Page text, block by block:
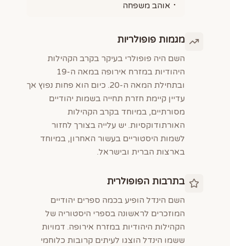
אוהב משפחה
מגמות פופולריות
השם היה פופולרי בעיקר בקרב הקהילות
היהודיות במזרח אירופה במאה ה-19
ובתחילת המאה ה-20. כיום הוא פחות נפוץ אך
עדיין קיימת חזרת תחייה בשמות יהודיים
מסורתיים, במיוחד בקרב הקהילות
האורתודוקסיות. יש עלייה בצורך לחזור
לשמות היסטוריים בעשור האחרון, במיוחד
בארצות הברית ובישראל.
בתרבות הפופולרית
השם הינדל הופיע בכמה ספרים יהודיים
המוזכרים לראשונה בספרי היסטוריה של
הקהילות היהודיות במזרח אירופה. דמויות
ששמו הינדל הוצגו לעיתים קרובות כלוחמי